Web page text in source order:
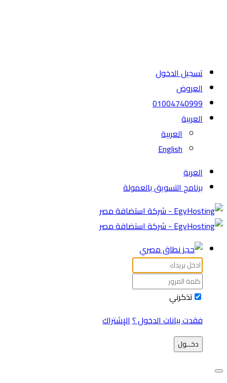
تسجيل الدخول
العروض
01004740999
العربية
العربية
English
العربة
برنامج التسويق بالعمولة
تذكرني
فقدت بيانات الدخول ؟الإشتراك
دخـــول